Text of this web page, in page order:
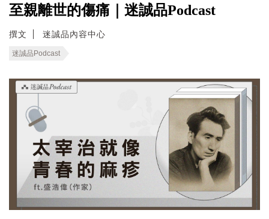
至親離世的傷痛｜迷誠品Podcast
撰文 迷誠品內容中心
迷誠品Podcast